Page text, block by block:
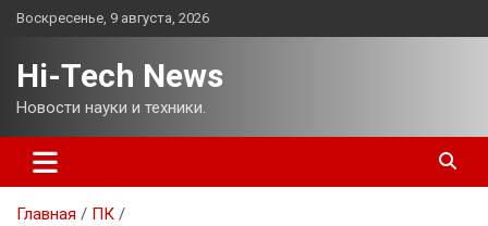
Перейти
Воскресенье, 9 августа, 2026
Hi-Tech News
Новости науки и техники.
Главная
ПК